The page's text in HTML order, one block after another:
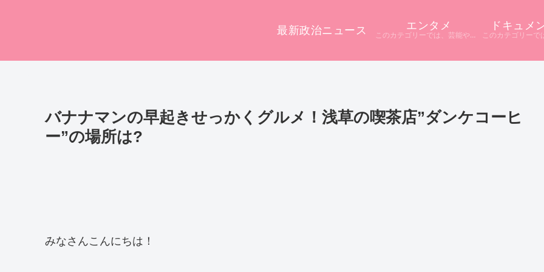
最新政治ニュース エンタメ
このカテゴリーでは、芸能やエンタメに関するニュースをまとめています。 テレビや配信サービス、SNSなど多様な情報源から話題をピックアップ。 ニュース記事だけでは分からない背景や疑問点を深掘りし、分かりやすく解説しています。
ドキュメ
バナナマンの早起きせっかくグルメ！浅草の喫茶店”ダンケコーヒ
ー”の場所は?
みなさんこんにちは！